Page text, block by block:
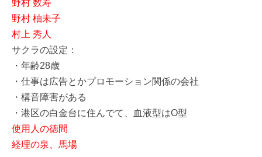
野村 数寿
野村 柚未子
村上 秀人
サクラの設定：
・年齢28歳
・仕事は広告とかプロモーション関係の会社
・構音障害がある
・港区の白金台に住んでて、血液型はO型
使用人の徳間
経理の泉、馬場